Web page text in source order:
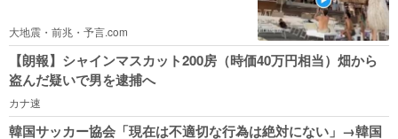
大地震・前兆・予言.com
【朗報】シャインマスカット200房（時価40万円相当）畑から
盗んだ疑いで男を逮捕へ
カナ速
韓国サッカー協会「現在は不適切な行為は絶対にない」→韓国